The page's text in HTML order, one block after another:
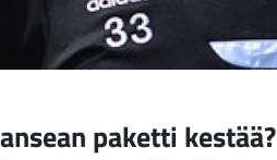
paketti kestää?